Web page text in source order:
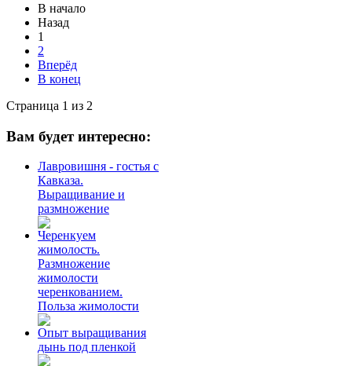
В начало
Назад
1
2
Вперёд
В конец
Страница 1 из 2
Вам будет интересно:
Лавровишня - гостья с
Кавказа.
Выращивание и
размножение
Черенкуем
жимолость.
Размножение
жимолости
черенкованием.
Польза жимолости
Опыт выращивания
дынь под пленкой